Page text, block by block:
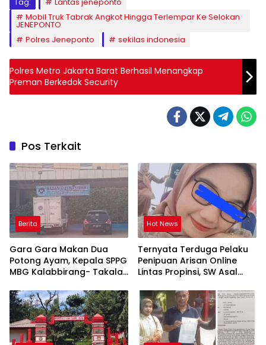
Mobil Truk Tabrak Angkot Hingga Terlempar Ke Selokan
JENEPONTO
Polres Jeneponto
sekilas indonesia
Polres Metro Jakarta Barat Berhasil Menangkap
Preman Berkedok Security
Pos Terkait
Berita
Gara Gara Makan Dua
Potong Ayam, Kepala SPPG
MBG Kalabbirang- Takalar
Hot News
Ternyata Terduga Pelaku
Penipuan Arisan Online
Lintas Propinsi, SW Asal